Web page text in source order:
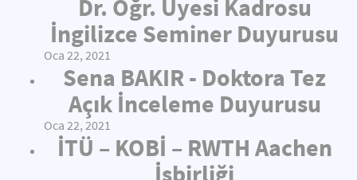
Dr. Öğr. Üyesi Kadrosu
İngilizce Seminer Duyurusu
Oca 22, 2021
Sena BAKIR - Doktora Tez
Açık İnceleme Duyurusu
Oca 22, 2021
İTÜ – KOBİ – RWTH Aachen
İşbirliği